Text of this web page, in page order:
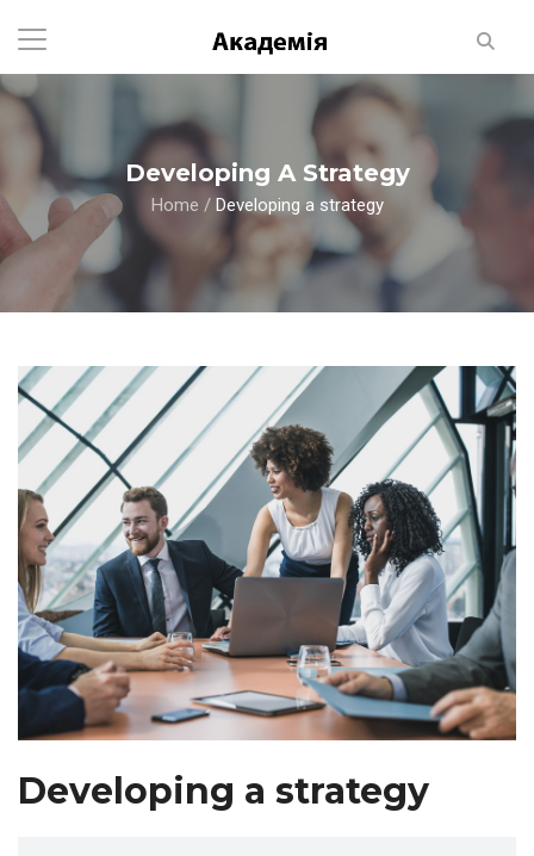
Developing A Strategy
Home / Developing a strategy
Developing a strategy